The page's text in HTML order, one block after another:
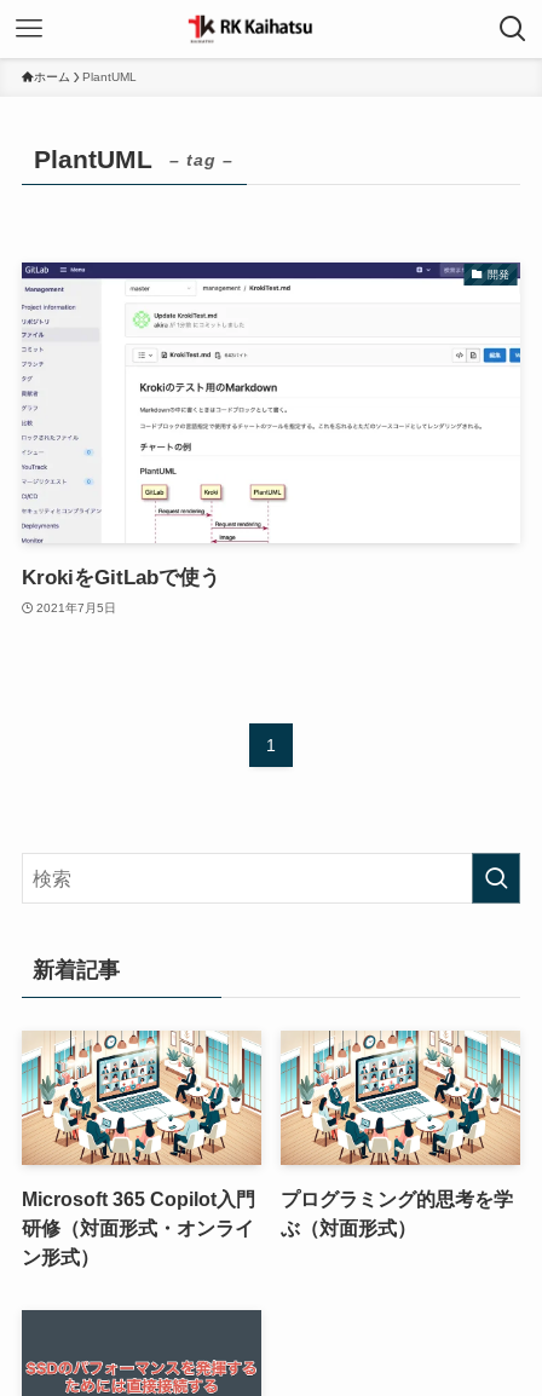
ホーム PlantUML
PlantUML – tag –
開発
KrokiをGitLabで使う
2021年7月5日
1
新着記事
Microsoft 365 Copilot入門
研修（対面形式・オンライ
ン形式）
プログラミング的思考を学
ぶ（対面形式）